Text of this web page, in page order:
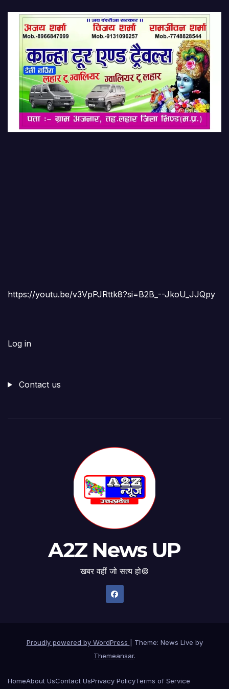
https://youtu.be/v3VpPJRttk8?si=B2B_--JkoU_JJQpy
Log in
Contact us
A2Z News UP
खबर वहीं जो सत्य हो©
Proudly powered by WordPress
Theme: News Live by
Themeansar.
HomeAbout UsContact UsPrivacy PolicyTerms of Service